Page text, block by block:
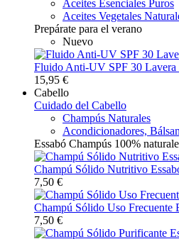
Aceites Esenciales Puros
Aceites Vegetales
Prepárate para el verano
Nuevo
Fluido Anti-UV SPF 30
15,95 €
Cabello
Cuidado del Cabello
Champús Naturales
Acondicionadores,
Essabó Champús 100%
Champú Sólido Nutritivo
7,50 €
Champú Sólido Uso Frecuente
7,50 €